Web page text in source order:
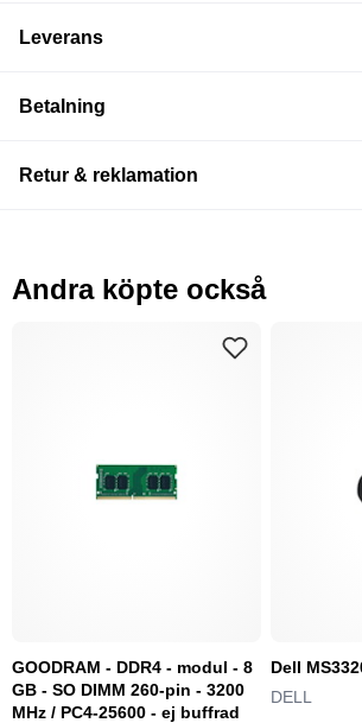
Leverans
Betalning
Retur & reklamation
Andra köpte också
GOODRAM - DDR4 - modul - 8
GB - SO DIMM 260-pin - 3200
MHz / PC4-25600 - ej buffrad
Dell
DELL